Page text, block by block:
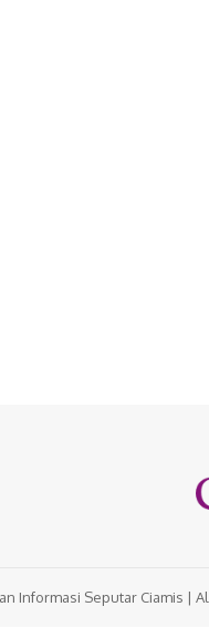
Informasi Seputar Ciamis |